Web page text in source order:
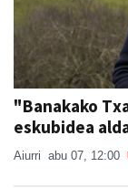
"Banakako
eskubidea
Aiurri abu 07, 12:00